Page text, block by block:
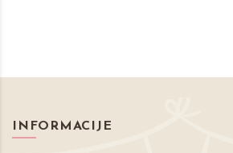
INFORMACIJE